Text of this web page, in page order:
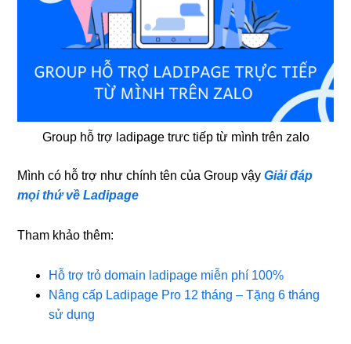
Group hỗ trợ ladipage trưc tiếp từ mình trên zalo
Mình có hỗ trợ như chính tên của Group vậyGiải đáp
mọi thứ về Ladipage
Tham khảo thêm:
Hỗ trợ trỏ domain ladipage miễn phí 100%
Nâng cấp Ladipage Pro 12 tháng – Tặng 6 tháng
sử dụng